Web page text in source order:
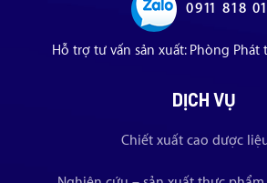
0911 818
Hỗ trợ tư vấn sản xuất: Phòng
DỊCH VỤ
Chiết xuất cao dược